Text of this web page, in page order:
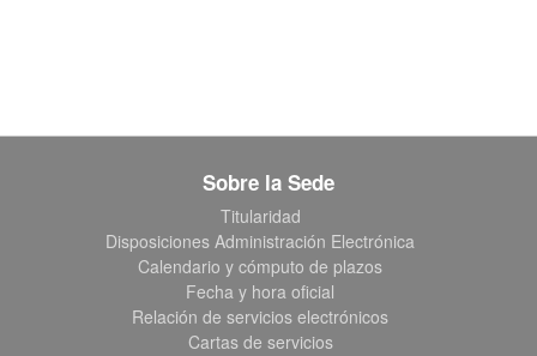
Sobre la Sede
Titularidad
Disposiciones Administración Electrónica
Calendario y cómputo de plazos
Fecha y hora oficial
Relación de servicios electrónicos
Cartas de servicios